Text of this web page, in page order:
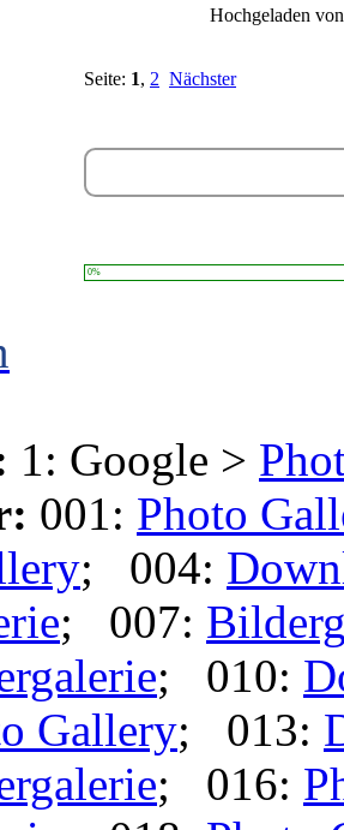
Hochgeladen
Seite: 1, 2 Nächster
0%
1: Google >
001: Photo
; 004:
; 007:
; 010:
Gallery; 013:
; 016: